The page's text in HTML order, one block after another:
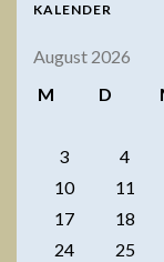
KALENDER
August 2026
M
D
3
4
10
11
17
18
24
25